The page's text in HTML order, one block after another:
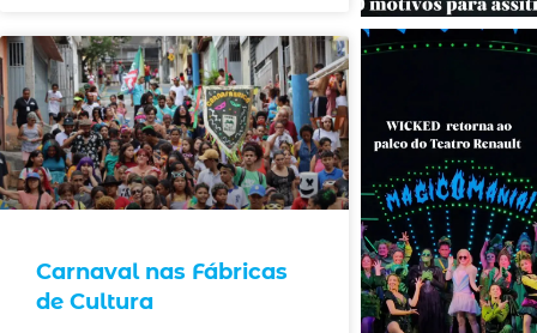
Carnaval nas Fábricas
de Cultura